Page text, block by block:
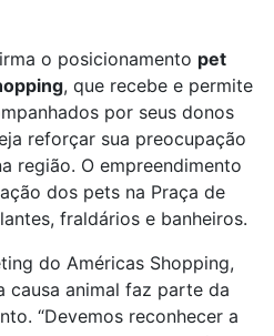
o posicionamento pet
, que recebe e permite
por seus donos
reforçar sua preocupação
região. O empreendimento
dos pets na Praça de
fraldários e banheiros.
do Américas Shopping,
causa animal faz parte da
“Devemos reconhecer a